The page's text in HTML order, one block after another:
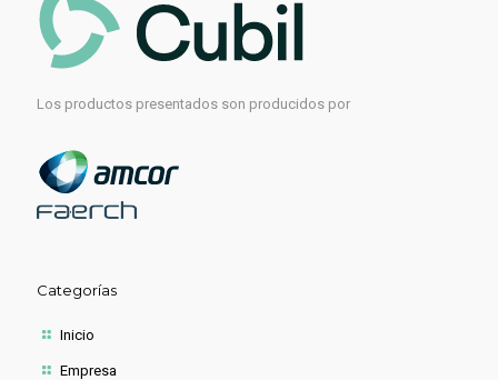
Los productos presentados son producidos por
Categorías
Inicio
Empresa